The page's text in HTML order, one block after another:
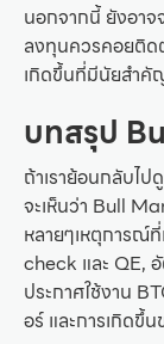
นอกจากนี้ ยังอา
ลงทุนควรคอยติด
เกิดขึ้นที่มีนัยสำคั
บทสรุป
ถ้าเราย้อนกลับไ
จะเห็นว่า Bull
หลายๆเหตุการณ์
check และ QE,
ประกาศใช้งาน
อร์ และการเกิดขึ้